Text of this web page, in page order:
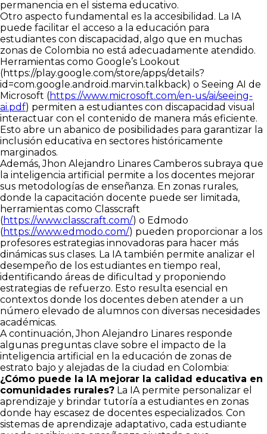
permanencia en el sistema educativo.
Otro aspecto fundamental es la accesibilidad. La IA
puede facilitar el acceso a la educación para
estudiantes con discapacidad, algo que en muchas
zonas de Colombia no está adecuadamente atendido.
Herramientas como Google’s Lookout
(https://play.google.com/store/apps/details?
id=com.google.android.marvin.talkback) o Seeing AI de
Microsoft (https://www.microsoft.com/en-us/ai/seeing-
ai.pdf) permiten a estudiantes con discapacidad visual
interactuar con el contenido de manera más eficiente.
Esto abre un abanico de posibilidades para garantizar la
inclusión educativa en sectores históricamente
marginados.
Además, Jhon Alejandro Linares Camberos subraya que
la inteligencia artificial permite a los docentes mejorar
sus metodologías de enseñanza. En zonas rurales,
donde la capacitación docente puede ser limitada,
herramientas como Classcraft
(https://www.classcraft.com/) o Edmodo
(https://www.edmodo.com/) pueden proporcionar a los
profesores estrategias innovadoras para hacer más
dinámicas sus clases. La IA también permite analizar el
desempeño de los estudiantes en tiempo real,
identificando áreas de dificultad y proponiendo
estrategias de refuerzo. Esto resulta esencial en
contextos donde los docentes deben atender a un
número elevado de alumnos con diversas necesidades
académicas.
A continuación, Jhon Alejandro Linares responde
algunas preguntas clave sobre el impacto de la
inteligencia artificial en la educación de zonas de
estrato bajo y alejadas de la ciudad en Colombia:
¿Cómo puede la IA mejorar la calidad educativa en
comunidades rurales? La IA permite personalizar el
aprendizaje y brindar tutoría a estudiantes en zonas
donde hay escasez de docentes especializados. Con
sistemas de aprendizaje adaptativo, cada estudiante